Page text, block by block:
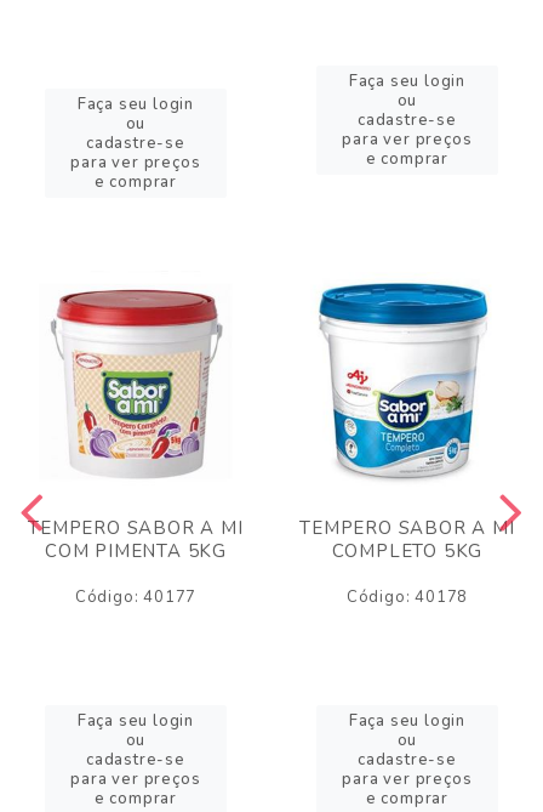
Faça seu login
ou
cadastre-se
para ver preços
e comprar
Faça seu login
ou
cadastre-se
para ver preços
e comprar
TEMPERO SABOR A MI
COM PIMENTA 5KG
Código: 40177
Faça seu login
ou
cadastre-se
para ver preços
e comprar
TEMPERO SABOR A MI
COMPLETO 5KG
Código: 40178
Faça seu login
ou
cadastre-se
para ver preços
e comprar